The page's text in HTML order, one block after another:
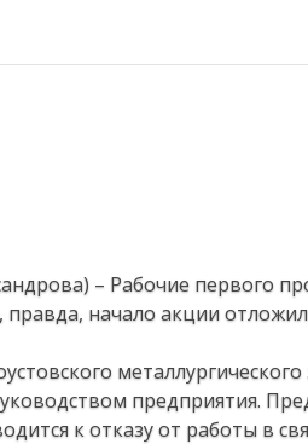
– Рабочие первого
правда, начало акции
металлургического
предприятия.
к отказу от работы в